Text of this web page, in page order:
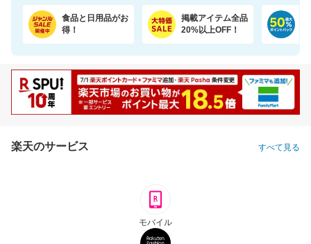
食品と日用品がお
得！
掲載アイテム全品
20%以上OFF！
楽天のサービス すべて見る
モバイル